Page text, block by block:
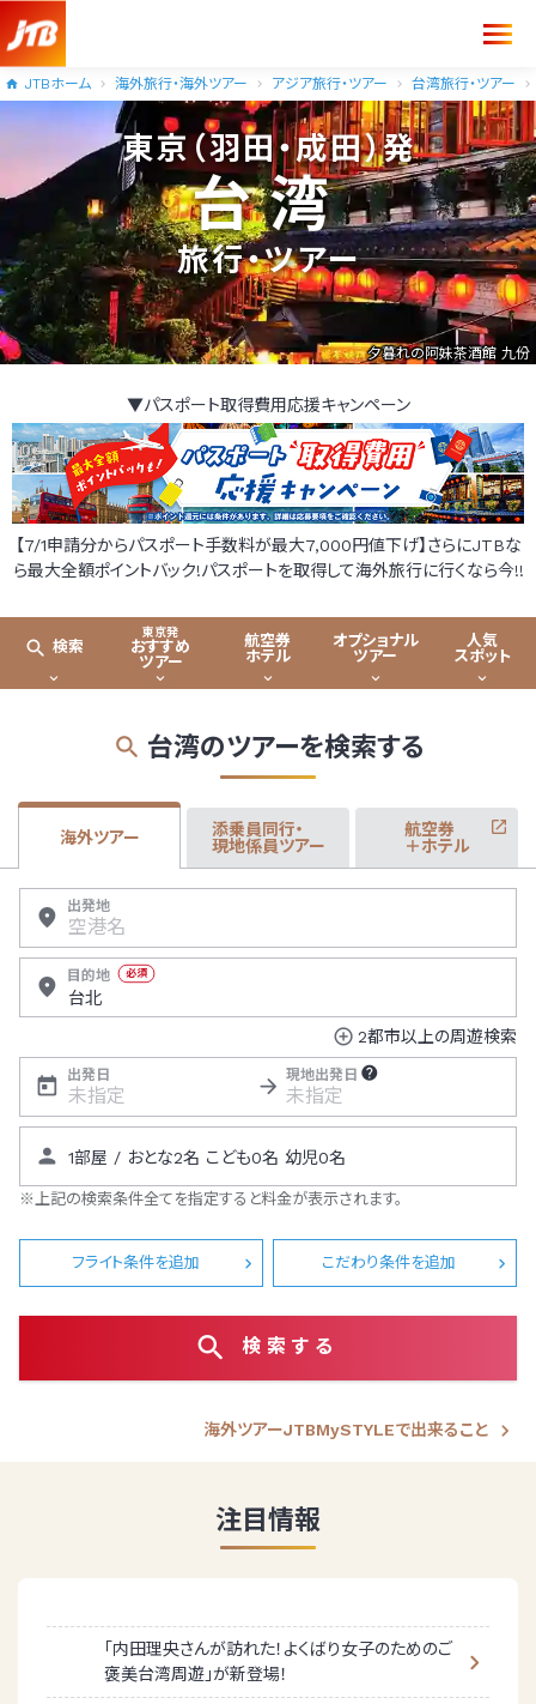
JTBホーム 海外旅行・海外ツアー アジア旅行・ツアー 台湾旅行・ツアー
東京（羽田・成田）発
台湾
旅行・ツアー
夕暮れの阿妹茶酒館 九份
▼パスポート取得費用応援キャンペーン
【7/1申請分からパスポート手数料が最大7,000円値下げ】さらにJTBな
ら最大全額ポイントバック!パスポートを取得して海外旅行に行くなら今!!
検索
東京発
おすすめ
ツアー
航空券
ホテル
オプショナル
ツアー
人気
スポット
台湾のツアーを検索する
海外ツアー
添乗員同行・
現地係員ツアー
航空券
＋ホテル
出発地
目的地 必須
2都市以上の周遊検索
出発日 現地出発日
※上記の検索条件全てを指定すると料金が表示されます。
フライト条件を追加 こだわり条件を追加
検索する
海外ツアーJTBMySTYLEで出来ること
注目情報
「内田理央さんが訪れた！よくばり女子のためのご
褒美台湾周遊」が新登場！